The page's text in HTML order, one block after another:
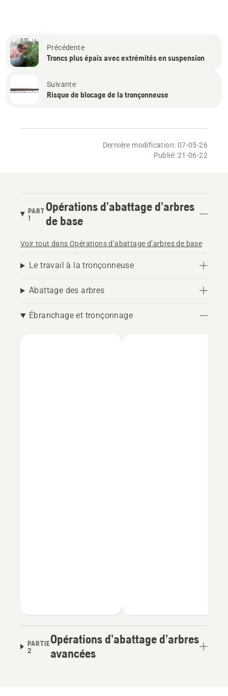
Précédente
Troncs plus épais avec extrémités en suspension
Suivante
Risque de blocage de la tronçonneuse
Dernière modification: 07-05-26
Publié: 21-06-22
PART
1
Opérations d’abattage d’arbres
de base
Voir tout dans Opérations d’abattage d’arbres de base
Le travail à la tronçonneuse
Abattage des arbres
Ébranchage et tronçonnage
PARTIE
2
Opérations d’abattage d’arbres
avancées